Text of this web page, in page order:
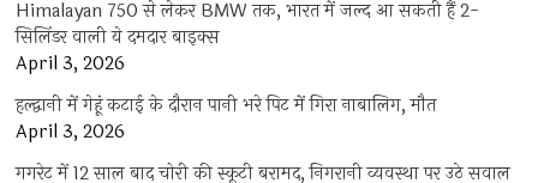
Himalayan 750 से लेकर BMW तक, भारत में जल्द आ सकती हैं 2-
सिलिंडर वाली ये दमदार बाइक्स
April 3, 2026
हल्द्वानी में गेहूं कटाई के दौरान पानी भरे पिट में गिरा नाबालिग, मौत
April 3, 2026
गगरेट में 12 साल बाद चोरी की स्कूटी बरामद, निगरानी व्यवस्था पर उठे सवाल